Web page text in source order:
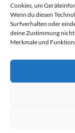
Cookies, um
Wenn du diesen
Surfverhalten oder
deine Zustimmung
Merkmale und
Impressum /